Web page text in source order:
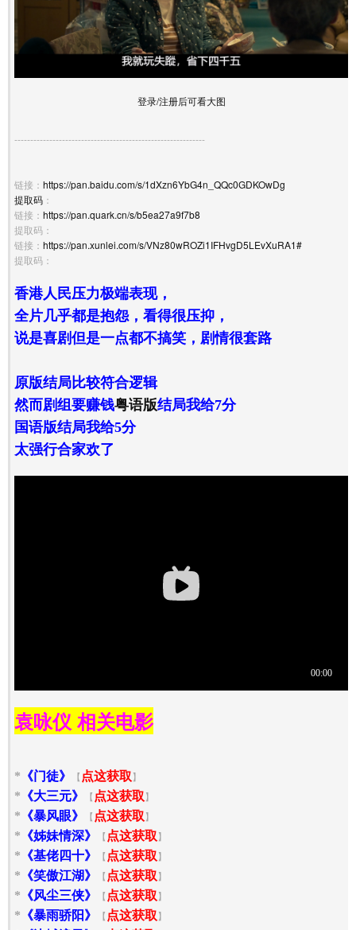
登录/注册后可看大图
------------------------------------------------------------
链接： https://pan.baidu.com/s/1dXzn6YbG4n_QQc0GDKOwDg
提取码 ：
链接： https://pan.quark.cn/s/b5ea27a9f7b8
提取码：
链接： https://pan.xunlei.com/s/VNz80wROZi1IFHvgD5LEvXuRA1#
提取码：
香港人民压力极端表现，
全片几乎都是抱怨，看得很压抑，
说是喜剧但是一点都不搞笑，剧情很套路
原版结局比较符合逻辑
然而剧组要赚钱粤语版结局我给7分
国语版结局我给5分
太强行合家欢了
袁咏仪 相关电影
* 《门徒》 【 点这获取】
* 《大三元》 【 点这获取】
* 《暴风眼》 【 点这获取】
* 《姊妹情深》 【 点这获取】
* 《基佬四十》 【 点这获取】
* 《笑傲江湖》 【 点这获取】
* 《风尘三侠》 【 点这获取】
* 《暴雨骄阳》 【 点这获取】